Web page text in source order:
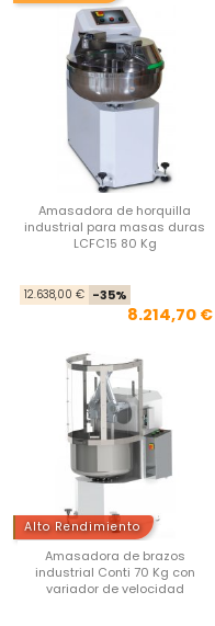
Amasadora de horquilla
industrial para masas duras
LCFC15 80 Kg
12.638,00 € -35%
8.214,70 €
Alto Rendimiento
Amasadora de brazos
industrial Conti 70 Kg con
variador de velocidad